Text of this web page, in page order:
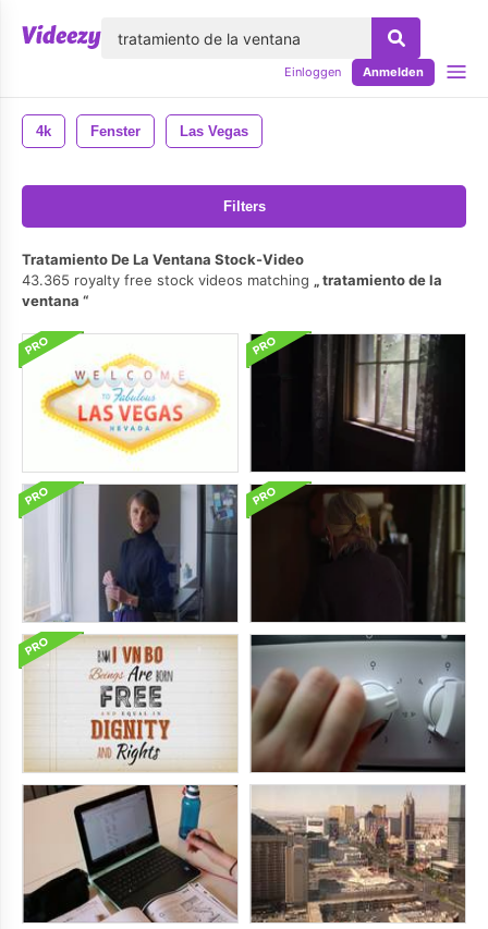
Einloggen Anmelden
4k Fenster Las Vegas
Filters
Tratamiento De La Ventana Stock-Video
43.365 royalty free stock videos matching
tratamiento de la
ventana